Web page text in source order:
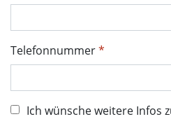
Telefonnummer
Ich wünsche weitere Infos